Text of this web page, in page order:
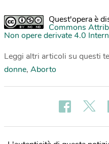
Quest'opera è
Commons
Non opere derivate 4.0
Leggi altri articoli su questi
donne, Aborto